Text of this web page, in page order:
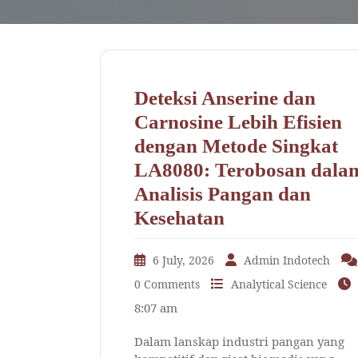
Deteksi Anserine dan
Carnosine Lebih Efisien
dengan Metode Singkat
LA8080: Terobosan
Analisis Pangan dan
Kesehatan
6 July, 2026
Admin Indotech
0 Comments
Analytical Science
8:07 am
Dalam lanskap industri pangan yang